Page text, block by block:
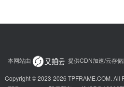
本网站由 提供CDN加速/云存
Copyright © 2023-2026 TPFRAME.COM. All